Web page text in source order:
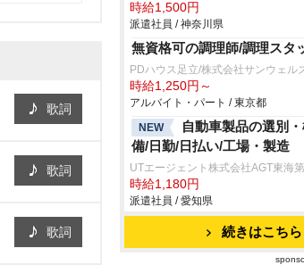
歌詞
歌詞
歌詞
時給1,500円
派遣社員 / 神奈川県
無資格可の調理師/調理スタ
PDハウス足立/株式会社サンウェル
時給1,250円～
アルバイト・パート / 東京都
NEW
自動車製品の選別
備/日勤/日払い/工場・製造
UTエージェント株式会社AGT東海
時給1,180円
派遣社員 / 愛知県
続きはこちら